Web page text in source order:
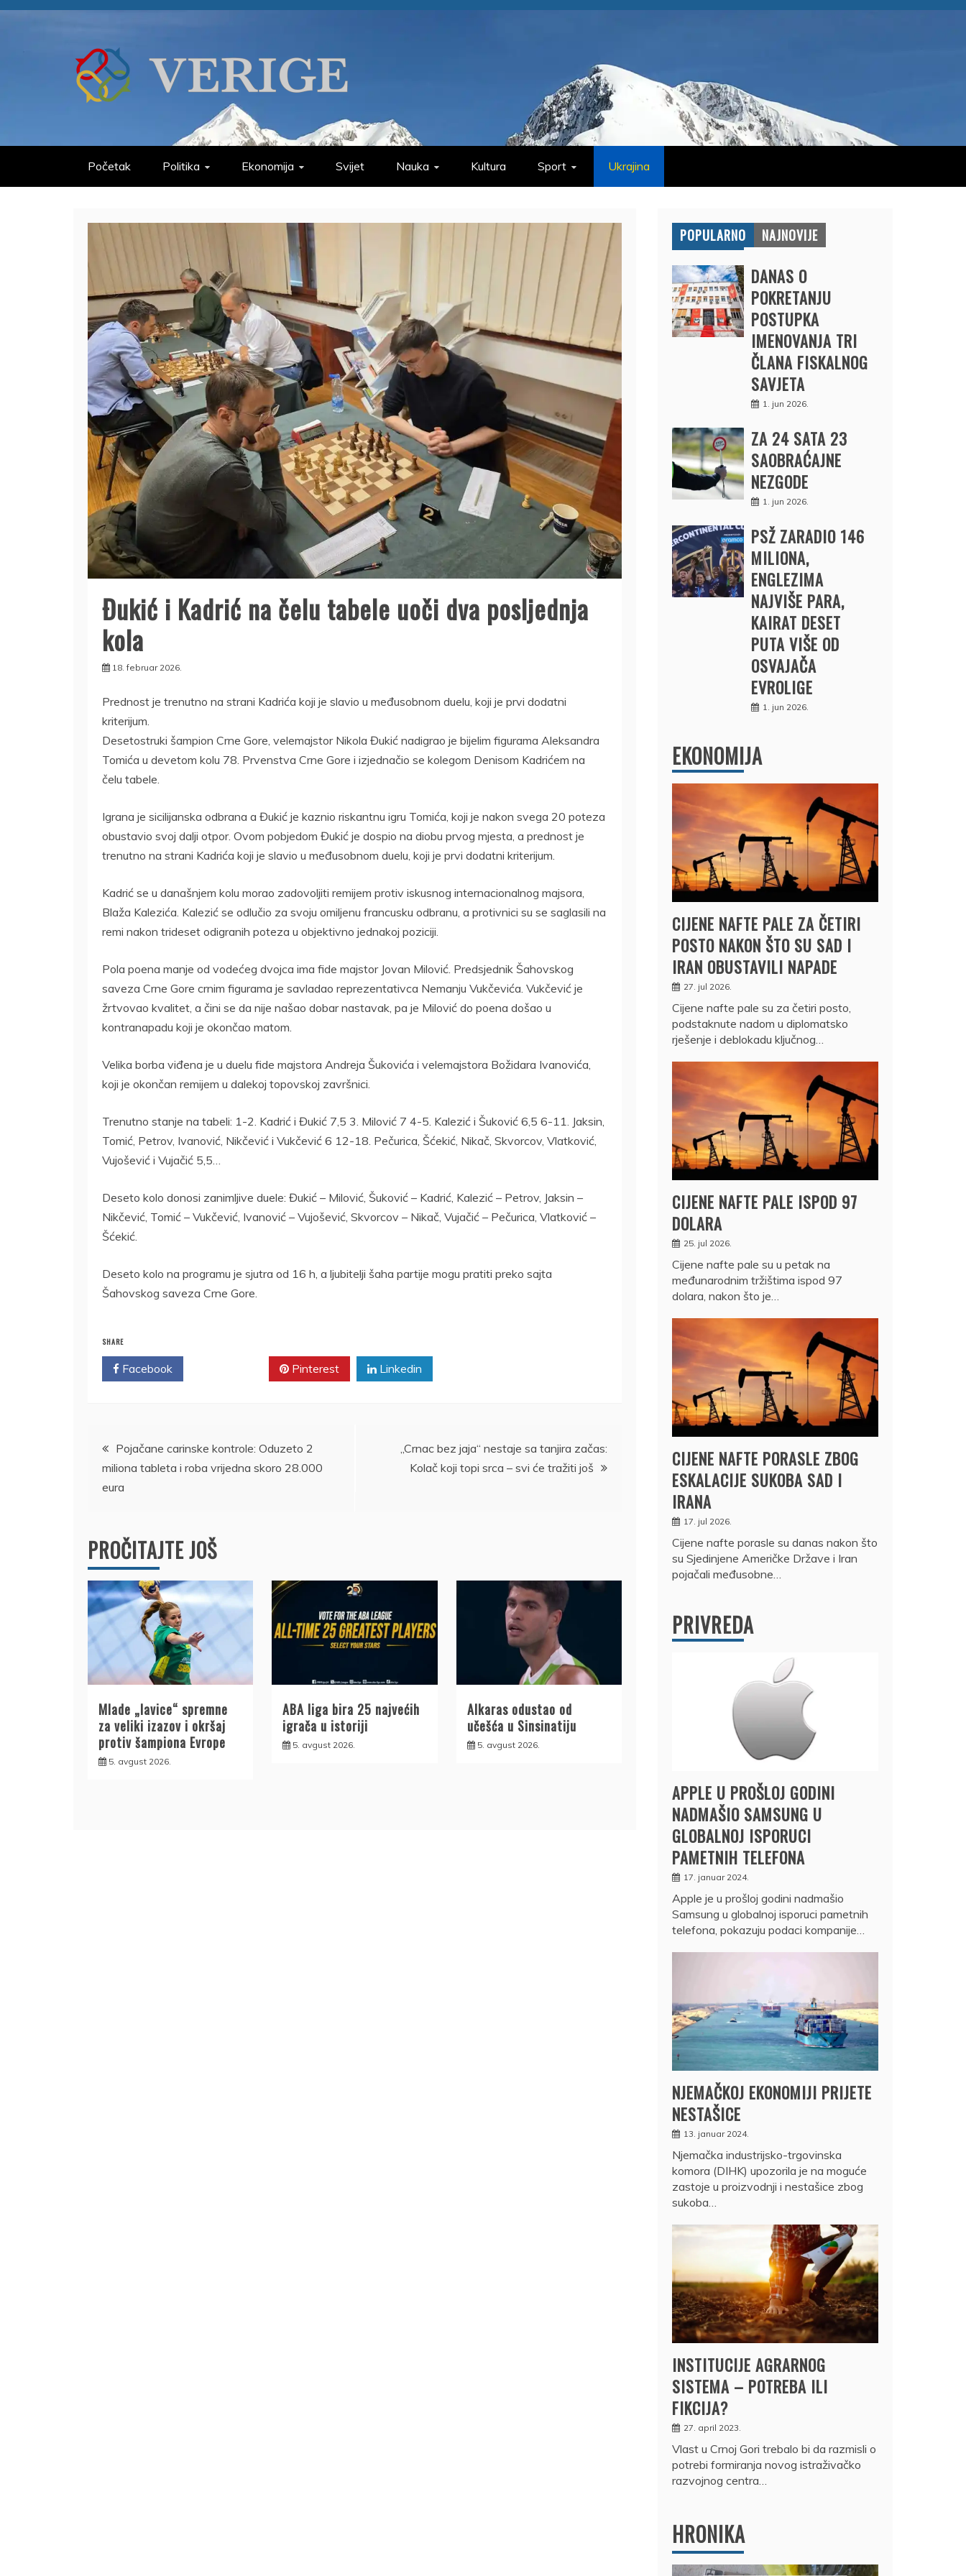
Skip
VERIGE
Početak Politika Ekonomija Svijet Nauka Kultura Sport Ukrajina
Đukić i Kadrić na čelu tabele uoči dva posljednja
kola
18. februar 2026.
Prednost je trenutno na strani Kadrića koji je slavio u međusobnom duelu, koji je prvi dodatni
kriterijum.
Desetostruki šampion Crne Gore, velemajstor Nikola Đukić nadigrao je bijelim figurama Aleksandra
Tomića u devetom kolu 78. Prvenstva Crne Gore i izjednačio se kolegom Denisom Kadrićem na
čelu tabele.
Igrana je sicilijanska odbrana a Đukić je kaznio riskantnu igru Tomića, koji je nakon svega 20 poteza
obustavio svoj dalji otpor. Ovom pobjedom Đukić je dospio na diobu prvog mjesta, a prednost je
trenutno na strani Kadrića koji je slavio u međusobnom duelu, koji je prvi dodatni kriterijum.
Kadrić se u današnjem kolu morao zadovoljiti remijem protiv iskusnog internacionalnog majsora,
Blaža Kalezića. Kalezić se odlučio za svoju omiljenu francusku odbranu, a protivnici su se saglasili na
remi nakon trideset odigranih poteza u objektivno jednakoj poziciji.
Pola poena manje od vodećeg dvojca ima fide majstor Jovan Milović. Predsjednik Šahovskog
saveza Crne Gore crnim figurama je savladao reprezentativca Nemanju Vukčevića. Vukčević je
žrtvovao kvalitet, a čini se da nije našao dobar nastavak, pa je Milović do poena došao u
kontranapadu koji je okončao matom.
Velika borba viđena je u duelu fide majstora Andreja Šukovića i velemajstora Božidara Ivanovića,
koji je okončan remijem u dalekoj topovskoj završnici.
Trenutno stanje na tabeli: 1-2. Kadrić i Đukić 7,5 3. Milović 7 4-5. Kalezić i Šuković 6,5 6-11. Jaksin,
Tomić, Petrov, Ivanović, Nikčević i Vukčević 6 12-18. Pečurica, Šćekić, Nikač, Skvorcov, Vlatković,
Vujošević i Vujačić 5,5…
Deseto kolo donosi zanimljive duele: Đukić – Milović, Šuković – Kadrić, Kalezić – Petrov, Jaksin –
Nikčević, Tomić – Vukčević, Ivanović – Vujošević, Skvorcov – Nikač, Vujačić – Pečurica, Vlatković –
Šćekić.
Deseto kolo na programu je sjutra od 16 h, a ljubitelji šaha partije mogu pratiti preko sajta
Šahovskog saveza Crne Gore.
SHARE
Facebook Pinterest Linkedin
Kretanje
članka
Pojačane carinske kontrole: Oduzeto 2
miliona tableta i roba vrijedna skoro 28.000
eura
„Crnac bez jaja“ nestaje sa tanjira začas:
Kolač koji topi srca – svi će tražiti još
PROČITAJTE JOŠ
Mlade „lavice“ spremne
za veliki izazov i okršaj
protiv šampiona Evrope
5. avgust 2026.
ABA liga bira 25 najvećih
igrača u istoriji
5. avgust 2026.
Alkaras odustao od
učešća u Sinsinatiju
5. avgust 2026.
POPULARNO NAJNOVIJE
DANAS O
POKRETANJU
POSTUPKA
IMENOVANJA TRI
ČLANA FISKALNOG
SAVJETA
1. jun 2026.
ZA 24 SATA 23
SAOBRAĆAJNE
NEZGODE
1. jun 2026.
PSŽ ZARADIO 146
MILIONA,
ENGLEZIMA
NAJVIŠE PARA,
KAIRAT DESET
PUTA VIŠE OD
OSVAJAČA
EVROLIGE
1. jun 2026.
EKONOMIJA
CIJENE NAFTE PALE ZA ČETIRI
POSTO NAKON ŠTO SU SAD I
IRAN OBUSTAVILI NAPADE
27. jul 2026.
Cijene nafte pale su za četiri posto,
podstaknute nadom u diplomatsko
rješenje i deblokadu ključnog…
CIJENE NAFTE PALE ISPOD 97
DOLARA
25. jul 2026.
Cijene nafte pale su u petak na
međunarodnim tržištima ispod 97
dolara, nakon što je…
CIJENE NAFTE PORASLE ZBOG
ESKALACIJE SUKOBA SAD I
IRANA
17. jul 2026.
Cijene nafte porasle su danas nakon što
su Sjedinjene Američke Države i Iran
pojačali međusobne…
PRIVREDA
APPLE U PROŠLOJ GODINI
NADMAŠIO SAMSUNG U
GLOBALNOJ ISPORUCI
PAMETNIH TELEFONA
17. januar 2024.
Apple je u prošloj godini nadmašio
Samsung u globalnoj isporuci pametnih
telefona, pokazuju podaci kompanije…
NJEMAČKOJ EKONOMIJI PRIJETE
NESTAŠICE
13. januar 2024.
Njemačka industrijsko-trgovinska
komora (DIHK) upozorila je na moguće
zastoje u proizvodnji i nestašice zbog
sukoba…
INSTITUCIJE AGRARNOG
SISTEMA – POTREBA ILI
FIKCIJA?
27. april 2023.
Vlast u Crnoj Gori trebalo bi da razmisli o
potrebi formiranja novog istraživačko
razvojnog centra…
HRONIKA